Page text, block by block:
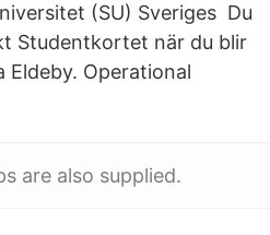
(SU) Sveriges Du
Studentkortet när du blir
Eldeby. Operational
are also supplied.